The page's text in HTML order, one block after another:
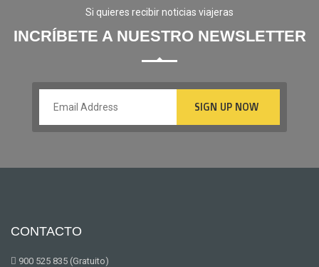
Si quieres recibir noticias viajeras
INCRÍBETE A NUESTRO NEWSLETTER
CONTACTO
900 525 835 (Gratuito)